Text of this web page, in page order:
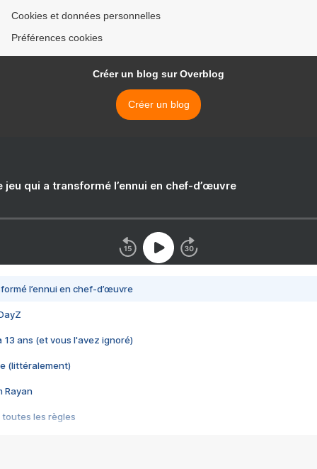
Cookies et données personnelles
Préférences cookies
Créer un blog sur Overblog
Créer un blog
jeu qui a transformé l’ennui en chef-d’œuvre
l’ennui en chef-d’œuvre
13 ans (et vous l'avez ignoré)
(littéralement)
Rayan
toutes les règles